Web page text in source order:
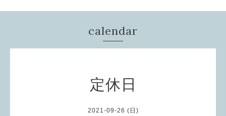
calendar
定休日
2021-09-26 (日)